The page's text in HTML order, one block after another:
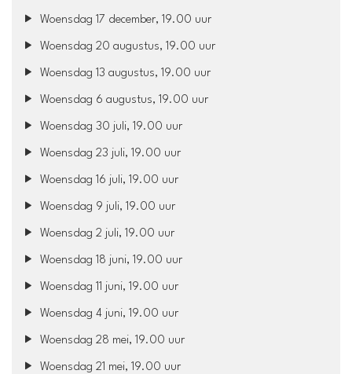
Woensdag 17 december, 19.00 uur
Woensdag 20 augustus, 19.00 uur
Woensdag 13 augustus, 19.00 uur
Woensdag 6 augustus, 19.00 uur
Woensdag 30 juli, 19.00 uur
Woensdag 23 juli, 19.00 uur
Woensdag 16 juli, 19.00 uur
Woensdag 9 juli, 19.00 uur
Woensdag 2 juli, 19.00 uur
Woensdag 18 juni, 19.00 uur
Woensdag 11 juni, 19.00 uur
Woensdag 4 juni, 19.00 uur
Woensdag 28 mei, 19.00 uur
Woensdag 21 mei, 19.00 uur